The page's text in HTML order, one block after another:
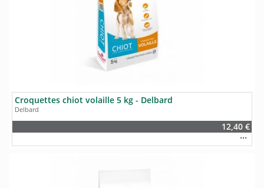
Croquettes chiot volaille 5 kg - Delbard
Delbard
12,40 €